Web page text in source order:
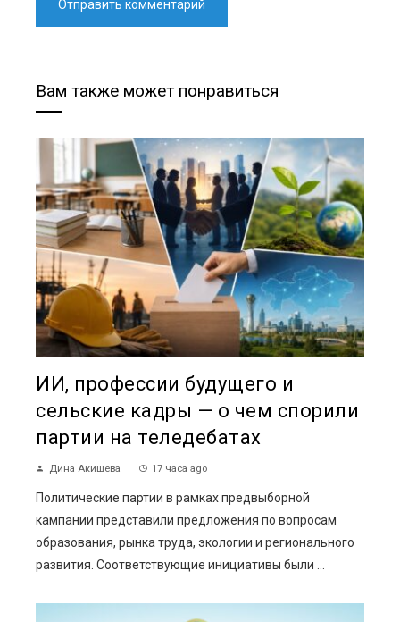
Вам также может понравиться
ИИ, профессии будущего и
сельские кадры — о чем спорили
партии на теледебатах
Дина Акишева 17 часа ago
Политические партии в рамках предвыборной
кампании представили предложения по вопросам
образования, рынка труда, экологии и регионального
развития. Соответствующие инициативы были ...